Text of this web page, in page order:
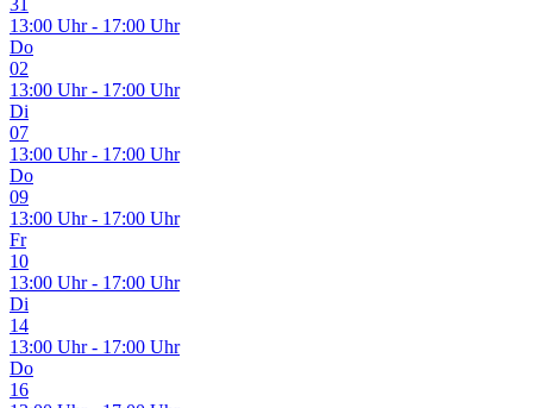
31
13:00 Uhr - 17:00 Uhr
Do
02
13:00 Uhr - 17:00 Uhr
Di
07
13:00 Uhr - 17:00 Uhr
Do
09
13:00 Uhr - 17:00 Uhr
Fr
10
13:00 Uhr - 17:00 Uhr
Di
14
13:00 Uhr - 17:00 Uhr
Do
16